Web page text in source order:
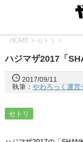
HOME > セトリ >
ハジマザ2017「
2017/09/11
執筆： やわろっく運営
セトリ